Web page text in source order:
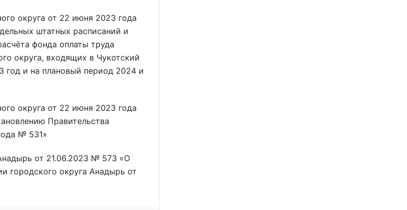
округа от 22 июня 2023 года
штатных расписаний и
фонда оплаты труда
округа, входящих в Чукотский
год и на плановый период 2024 и
округа от 22 июня 2023 года
Правительства
№ 531»
от 21.06.2023 № 573 «О
городского округа Анадырь от